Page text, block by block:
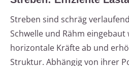
Streben sind schräg
Schwelle und Rähm eingebaut
horizontale Kräfte ab und
Struktur. Abhängig von ihrer